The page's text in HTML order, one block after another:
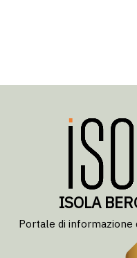
ISOLA
Portale di informazione